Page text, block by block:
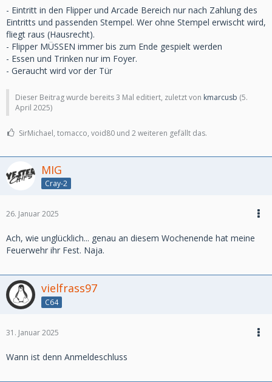
- Eintritt in den Flipper und Arcade Bereich nur nach Zahlung des
Eintritts und passenden Stempel. Wer ohne Stempel erwischt wird,
fliegt raus (Hausrecht).
- Flipper MÜSSEN immer bis zum Ende gespielt werden
- Essen und Trinken nur im Foyer.
- Geraucht wird vor der Tür
Dieser Beitrag wurde bereits 3 Mal editiert, zuletzt von kmarcusb (5.
April 2025)
SirMichael, tomacco, void80 und 2 weiteren gefällt das.
MIG
Cray-2
26. Januar 2025
Ach, wie unglücklich... genau an diesem Wochenende hat meine
Feuerwehr ihr Fest. Naja.
vielfrass97
C64
31. Januar 2025
Wann ist denn Anmeldeschluss